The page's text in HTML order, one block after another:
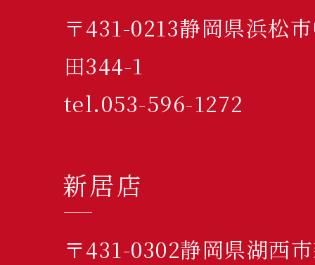
〒431-0213静岡県浜松
田344-1
tel.053-596-1272
新居店
〒431-0302静岡県湖西